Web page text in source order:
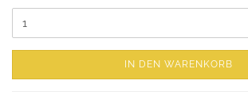
IN DEN WARENKORB